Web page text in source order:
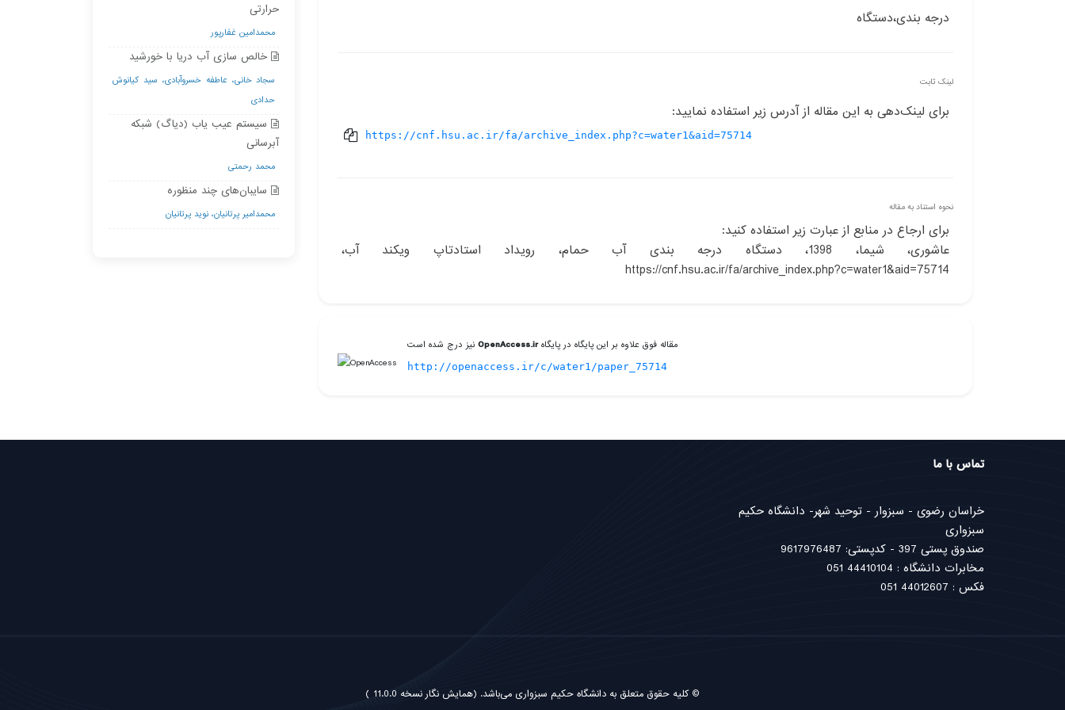
درجه بندی،دستگاه
لینک ثابت
برای لینک‌دهی به این مقاله از آدرس زیر استفاده نمایید:
https://cnf.hsu.ac.ir/fa/archive_index.php?c=water1&aid=75714
نحوه استناد به مقاله
برای ارجاع در منابع از عبارت زیر استفاده کنید:
عاشوری، شیما، 1398، دستگاه درجه بندی آب حمام، رویداد استادتاپ ویکند آب،
https://cnf.hsu.ac.ir/fa/archive_index.php?c=water1&aid=75714
مقاله فوق علاوه بر این پایگاه در پایگاهOpenAccess.ir نیز درج شده است
http://openaccess.ir/c/water1/paper_75714
حرارتی
محمدامین غفارپور
خالص سازی آب دریا با خورشید
سجاد خانی، عاطفه خسروآبادی، سید کیانوش
حدادی
سیستم عیب یاب (دیاگ) شبکه
آبرسانی
محمد رحمتی
سایبان‌های چند منظوره
محمدامیر پرتانیان، نوید پرتانیان
تماس با ما
خراسان رضوی - سبزوار - توحید شهر- دانشگاه حکیم
سبزواری
صندوق پستی 397 - کدپستی: 9617976487
مخابرات دانشگاه : 44410104 051
فکس : 44012607 051
© کلیه حقوق متعلق به دانشگاه حکیم سبزواری می‌باشد. (همایش نگار نسخه 11.0.0 )